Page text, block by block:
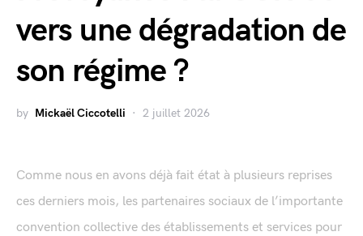
vers une dégradation de
son régime ?
by Mickaël Ciccotelli 2 juillet 2026
Comme nous en avons déjà fait état à plusieurs reprises
ces derniers mois, les partenaires sociaux de l’importante
convention collective des établissements et services pour